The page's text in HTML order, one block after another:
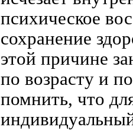
психическое
сохранение
этой причине
по возрасту и
помнить, что